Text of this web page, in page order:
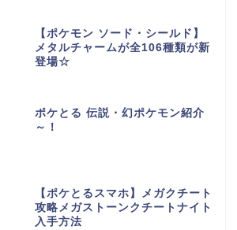
【ポケモン ソード・シールド】
メタルチャームが全106種類が新
登場☆
ポケとる 伝説・幻ポケモン紹介
～！
【ポケとるスマホ】メガクチート
攻略メガストーンクチートナイト
入手方法